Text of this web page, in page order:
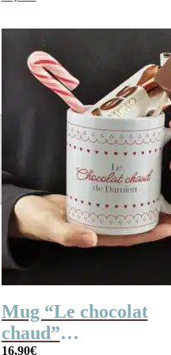
Mug “Le chocolat
chaud”
16,90€